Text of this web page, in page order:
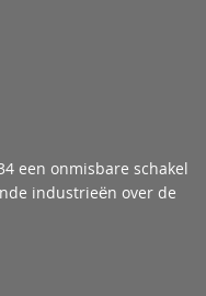
een onmisbare schakel
industrieën over de